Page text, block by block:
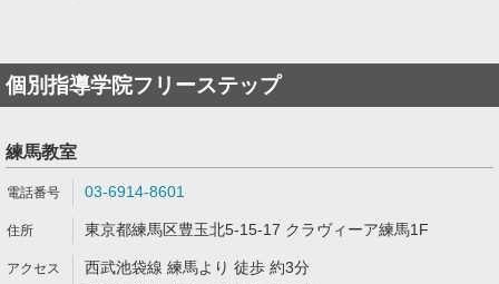
個別指導学院フリーステップ
練馬教室
03-6914-8601
東京都練馬区豊玉北5-15-17 クラヴィーア練馬1F
西武池袋線 練馬より 徒歩 約3分